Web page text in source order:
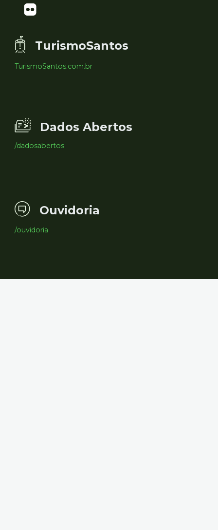
TurismoSantos
TurismoSantos.com.br
Dados Abertos
/dadosabertos
Ouvidoria
/ouvidoria